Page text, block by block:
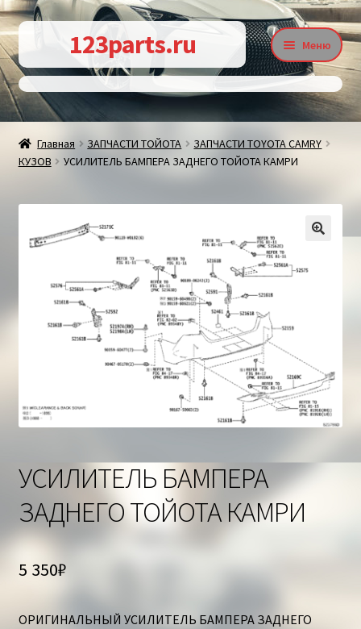
Перейти
к
навигации
Перейти
к
содержимому
123parts.ru Меню
Контакты
Доставка и оплата
Корзина
Главная ЗАПЧАСТИ ТОЙОТА
ЗАПЧАСТИ TOYOTA CAMRY
КУЗОВ
УСИЛИТЕЛЬ БАМПЕРА ЗАДНЕГО ТОЙОТА КАМРИ
УСИЛИТЕЛЬ БАМПЕРА
ЗАДНЕГО ТОЙОТА КАМРИ
5 350₽
ОРИГИНАЛЬНЫЙ УСИЛИТЕЛЬ БАМПЕРА ЗАДНЕГО